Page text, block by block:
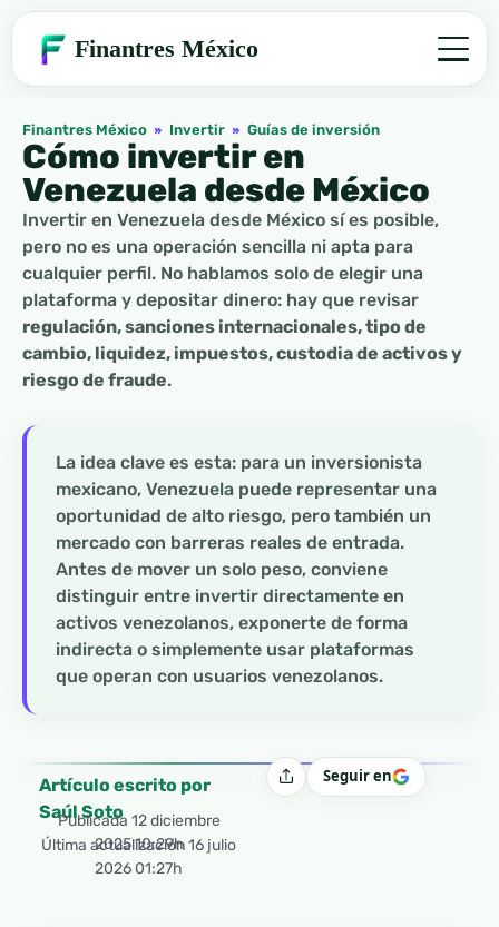
Finantres México
Finantres México » Invertir » Guías de inversión
Cómo invertir en
Venezuela desde México
Invertir en Venezuela desde México sí es posible,
pero no es una operación sencilla ni apta para
cualquier perfil. No hablamos solo de elegir una
plataforma y depositar dinero: hay que revisar
regulación, sanciones internacionales, tipo de
cambio, liquidez, impuestos, custodia de activos y
riesgo de fraude.
La idea clave es esta: para un inversionista
mexicano, Venezuela puede representar una
oportunidad de alto riesgo, pero también un
mercado con barreras reales de entrada.
Antes de mover un solo peso, conviene
distinguir entre invertir directamente en
activos venezolanos, exponerte de forma
indirecta o simplemente usar plataformas
que operan con usuarios venezolanos.
Artículo escrito por
Saúl Soto
Publicada 12 diciembre
2025 10:29h
Última actualización 16 julio
2026 01:27h
CompartirSeguir en